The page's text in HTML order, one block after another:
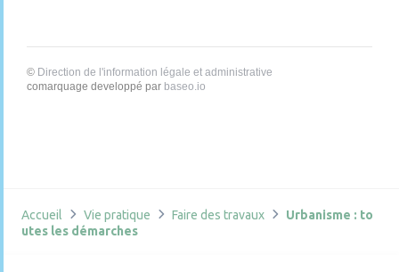
© Direction de l'information légale et administrative
comarquage developpé par baseo.io
Accueil Vie pratique Faire des travaux
Urbanisme : to
utes les démarches